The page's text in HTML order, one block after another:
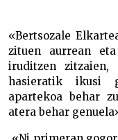
«Bertsozale
zituen aurrean
iruditzen zitzaien,
hasieratik ikusi
apartekoa behar
atera behar